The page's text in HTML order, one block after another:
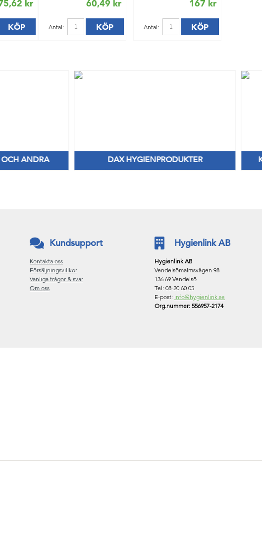
kr
KÖP
60,49 kr
Antal: KÖP
167 kr
Antal: KÖP
OCH ANDRA DAX HYGIENPRODUKTER
Håll dig frisk med fräscha dofter!
Kundsupport
Kontakta oss
Försäljningsvillkor
Vanliga frågor & svar
Om oss
Hygienlink AB
Hygienlink AB
Vendelsömalmsvägen 98
136 69 Vendelsö
Tel: 08-20 60 05
E-post: info@hygienlink.se
Org.nummer: 556957-2174